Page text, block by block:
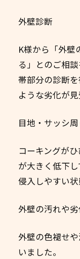
外壁診断
K様から「外壁
る」とのご相
帯部分の診断
ような劣化が
目地・サッシ
コーキングが
が大きく低下
侵入しやすい状
外壁の汚れや
外壁の色褪せ
いました。